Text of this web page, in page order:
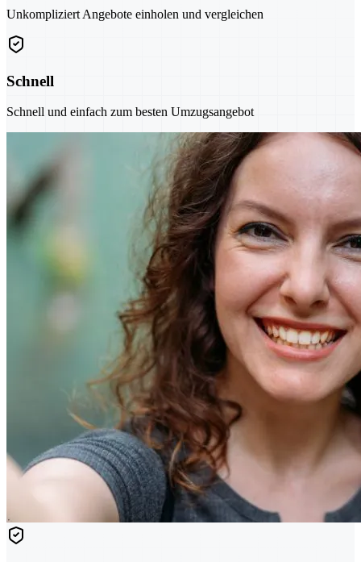
Unkompliziert Angebote einholen und vergleichen
Schnell
Schnell und einfach zum besten Umzugsangebot